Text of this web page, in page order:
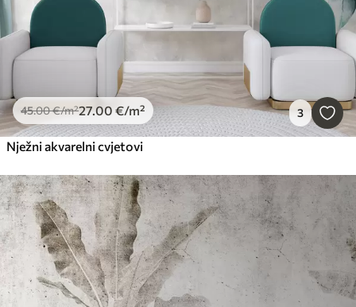
45.00€/m²27.00 €/m² 3
Nježni akvarelni cvjetovi